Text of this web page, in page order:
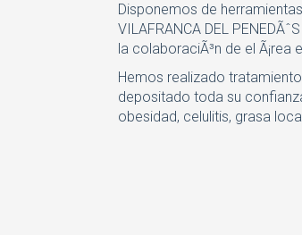
Disponemos de
VILAFRANCA DEL
la colaboraciÃ³n de el
Hemos realizado
depositado toda su
obesidad, celulitis, grasa